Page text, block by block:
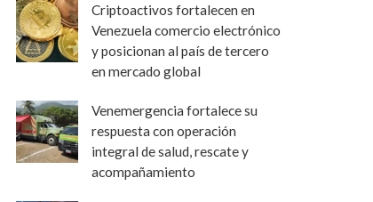
Criptoactivos fortalecen en
Venezuela comercio electrónico
y posicionan al país de tercero
en mercado global
Venemergencia fortalece su
respuesta con operación
integral de salud, rescate y
acompañamiento